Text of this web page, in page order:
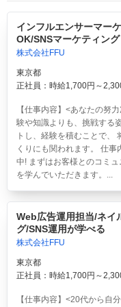
インフルエンサーマー
OK/SNSマーケティング
株式会社FFU
東京都
正社員：時給1,700円～
【仕事内容】<あなたの努
験や知識よりも、挑戦する
トし、経験を積むことで、
くりにも関われます。 仕
中! まずはお客様とのコミ
を学んでいただきます。...
Web広告運用担当/ネイ
グ/SNS運用が学べる
株式会社FFU
東京都
正社員：時給1,700円～
【仕事内容】<20代から自